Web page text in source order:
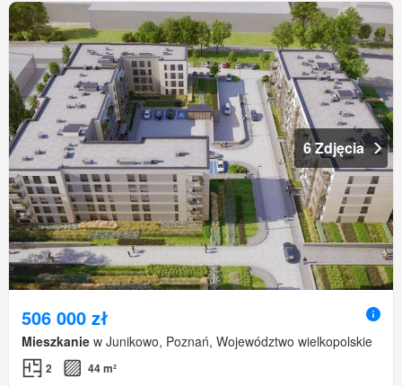
6 Zdjęcia
506 000 zł
Mieszkanie w Junikowo, Poznań, Województwo wielkopolskie
2 44 m²